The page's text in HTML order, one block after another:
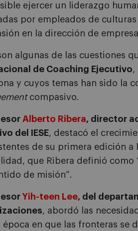
ejercer un liderazgo
por empleados de
en la dirección de
algunas de las cuestiones
de Coaching Ejecutivo,
y cuyos temas han sido la
compasivo.
Alberto Ribera, director
del IESE, destacó el
de su primera edición a
que Ribera definió como
de misión”.
Yih-teen Lee, del
, abordó las
época en que las fronteras se